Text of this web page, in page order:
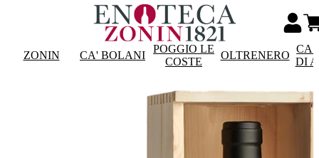
ZONIN CA' BOLANI
POGGIO LE
COSTE
OLTRENERO
DI